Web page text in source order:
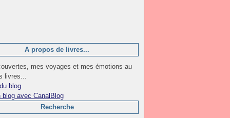
A propos de livres...
mes voyages et mes émotions au
livres...
blog
blog avec CanalBlog
Recherche